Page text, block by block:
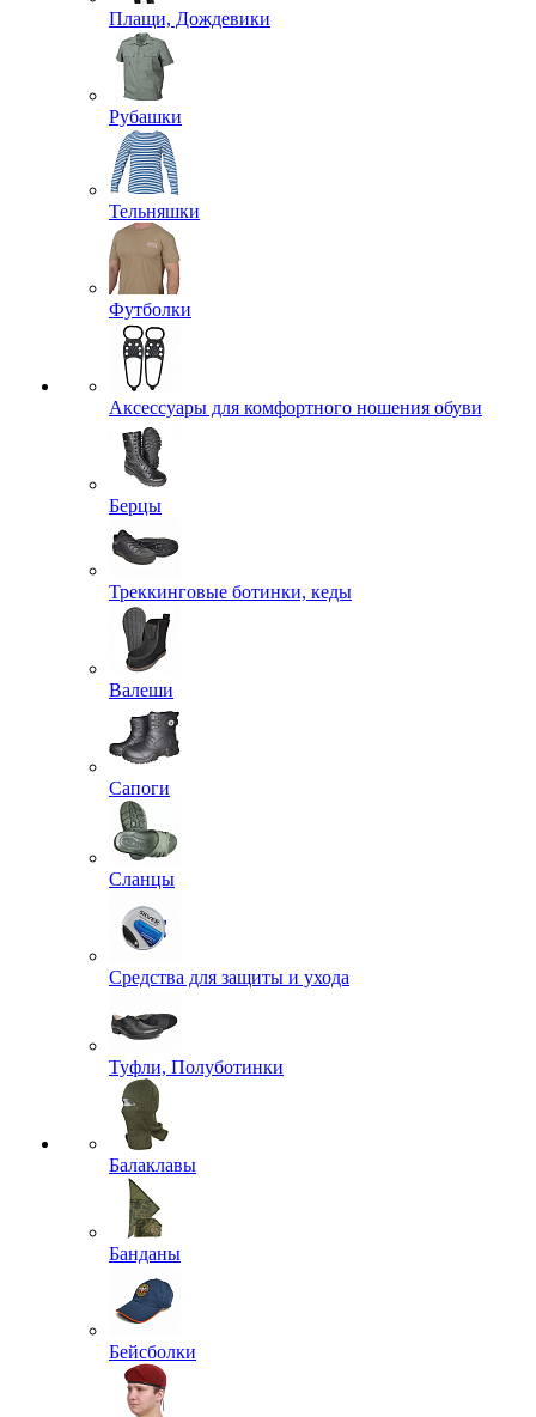
Плащи, Дождевики
Рубашки
Тельняшки
Футболки
Аксессуары для комфортного ношения обуви
Берцы
Треккинговые ботинки, кеды
Валеши
Сапоги
Сланцы
Средства для защиты и ухода
Туфли, Полуботинки
Балаклавы
Банданы
Бейсболки